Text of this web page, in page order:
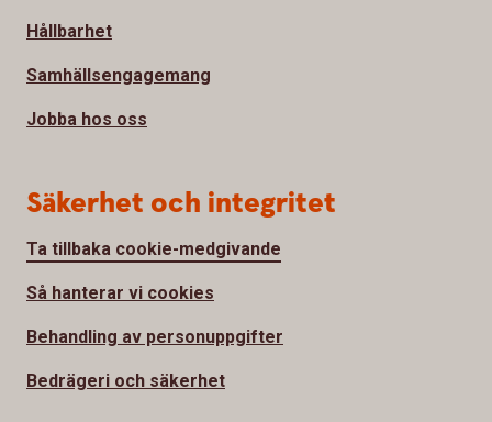
Hållbarhet
Samhällsengagemang
Jobba hos oss
Säkerhet och integritet
Ta tillbaka cookie-medgivande
Så hanterar vi cookies
Behandling av personuppgifter
Bedrägeri och säkerhet